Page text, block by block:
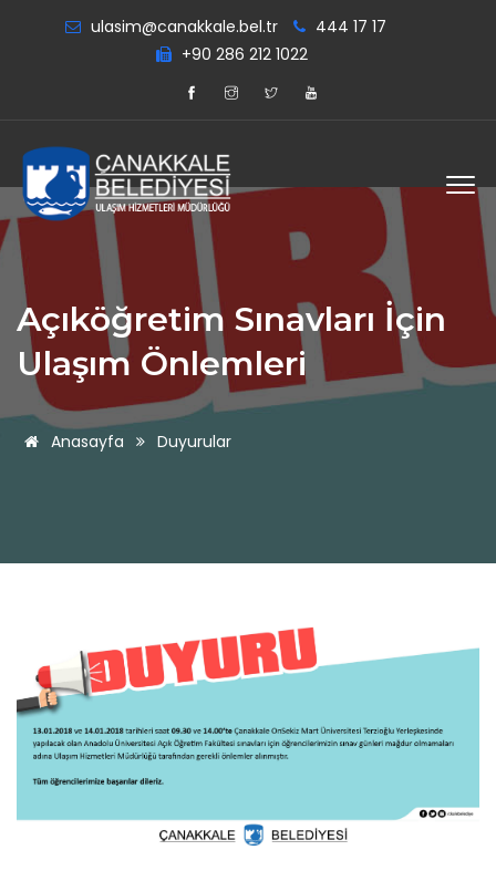
ulasim@canakkale.bel.tr
444 17 17
+90 286 212 1022
Açıköğretim Sınavları İçin
Ulaşım Önlemleri
Anasayfa Duyurular